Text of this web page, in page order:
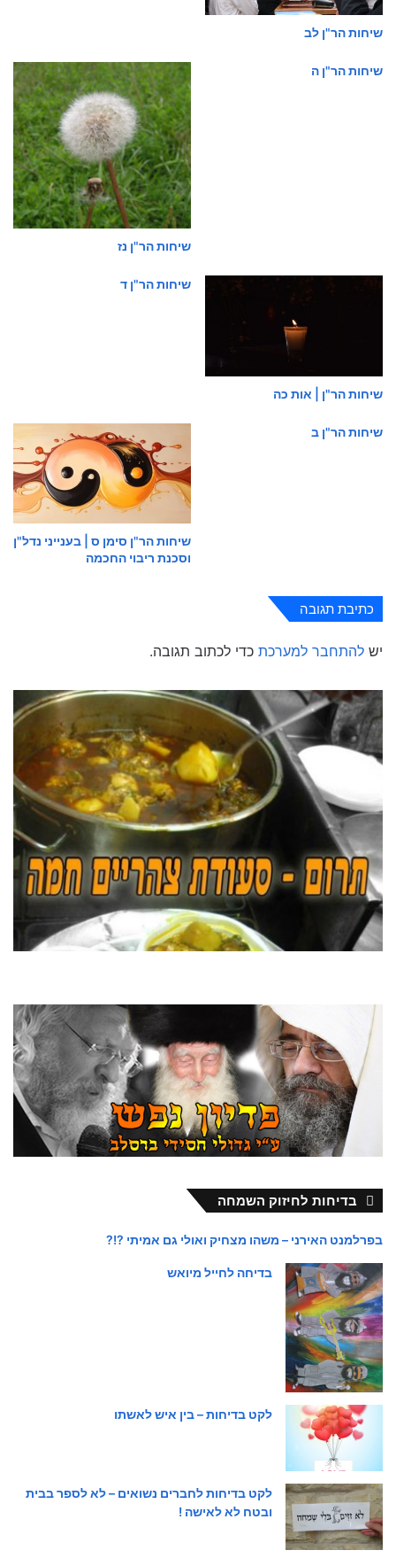
שיחות הר"ן לב
שיחות הר"ן ה
שיחות הר"ן נז
שיחות הר"ן | אות כה
שיחות הר"ן ד
שיחות הר"ן ב
שיחות הר"ן סימן ס | בענייני נדל"ן
וסכנת ריבוי החכמה
כתיבת תגובה
יש להתחבר למערכת כדי לכתוב תגובה.
בדיחות לחיזוק השמחה
בפרלמנט האירני – משהו מצחיק ואולי גם אמיתי ?!?
בדיחה לחייל מיואש
לקט בדיחות – בין איש לאשתו
לקט בדיחות לחברים נשואים – לא לספר בבית
ובטח לא לאישה !